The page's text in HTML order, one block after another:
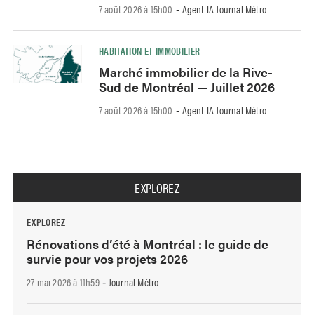
7 août 2026 à 15h00 - Agent IA Journal Métro
HABITATION ET IMMOBILIER
Marché immobilier de la Rive-
Sud de Montréal — Juillet 2026
7 août 2026 à 15h00 - Agent IA Journal Métro
EXPLOREZ
EXPLOREZ
Rénovations d’été à Montréal : le guide de
survie pour vos projets 2026
27 mai 2026 à 11h59- Journal Métro